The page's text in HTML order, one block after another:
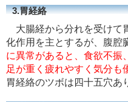
3.胃経絡
大腸経から分れを受けて
化作用を主とするが、腹腔
に異常があると、食欲不振
足が重く疲れやすく気分も
胃経絡のツボは四十五穴あ